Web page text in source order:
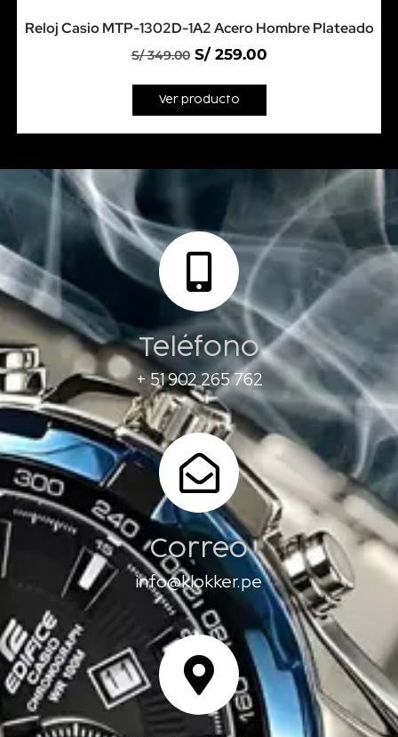
Reloj Casio MTP-1302D-1A2 Acero Hombre Plateado
S/349.00 S/259.00
Ver producto
Teléfono
+ 51 902 265 762
Correo
info@klokker.pe